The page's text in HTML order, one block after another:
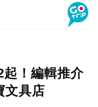
！編輯推介
文具店